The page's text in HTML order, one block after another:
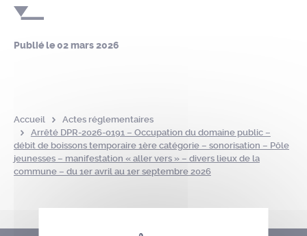
Publié le02 mars 2026
Accueil
Actes réglementaires
Arrêté DPR-2026-0191 – Occupation du domaine public –
débit de boissons temporaire 1ère catégorie – sonorisation – Pôle
jeunesses – manifestation « aller vers » – divers lieux de la
commune – du 1er avril au 1er septembre 2026